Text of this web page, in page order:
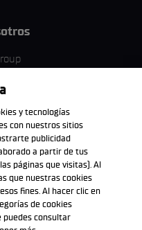
oficial
y tecnologías
con nuestros sitios
publicidad
a partir de tus
páginas que visitas). Al
que nuestras cookies
fines. Al hacer clic en
de cookies
puedes consultar